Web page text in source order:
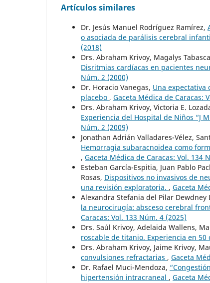
Artículos similares
Dr. Jesús Manuel Rodríguez Ramírez,
o asociada de parálisis cerebral
(2018)
Drs. Abraham Krivoy, Magalys
Disritmias cardíacas en pacientes
Núm. 2 (2000)
Dr. Horacio Vanegas, Una
placebo , Gaceta Médica de Caracas:
Drs. Abraham Krivoy, Victoria E.
Experiencia del Hospital de Niños “J
Núm. 2 (2009)
Jonathan Adrián Valladares-Vélez,
Hemorragia subaracnoidea como
, Gaceta Médica de Caracas: Vol. 134
Esteban García-Espitia, Juan Pablo
Rosas, Dispositivos no invasivos de
una revisión exploratoria. , Gaceta
Alexandra Stefania del Pilar Dewdney
la neurocirugía: absceso cerebral
Caracas: Vol. 133 Núm. 4 (2025)
Drs. Saúl Krivoy, Adelaida Wallens,
roscable de titanio. Experiencia en 50
Drs. Abraham Krivoy, Jaime Krivoy,
convulsiones refractarias , Gaceta
Dr. Rafael Muci-Mendoza,
hipertensión intracraneal , Gaceta